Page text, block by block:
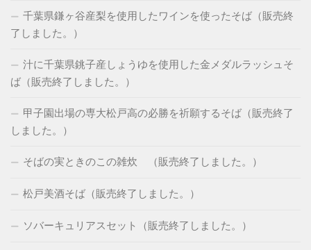
千葉県鎌ヶ谷産梨を使用したワインを使ったそば（販売終
了しました。）
汁に千葉県銚子産しょうゆを使用した金メダルラッシュそ
ば（販売終了しました。）
甲子園出場の専大松戸高の必勝を祈願するそば（販売終了
しました。）
そばの実ときのこの雑炊 （販売終了しました。）
松戸美酒そば（販売終了しました。）
ソバーキュリアスセット（販売終了しました。）